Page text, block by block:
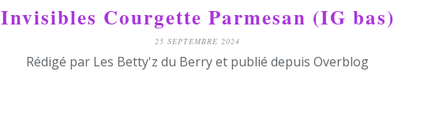
Invisibles Courgette Parmesan (IG bas)
25 SEPTEMBRE 2024
Rédigé par Les Betty'z du Berry et publié depuis Overblog